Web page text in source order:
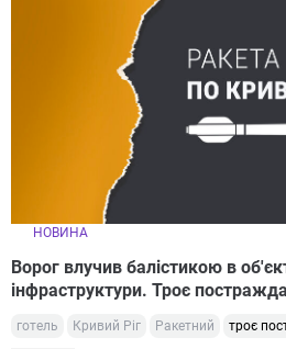
НОВИНА
Ворог влучив балістикою в
інфраструктури. Троє
готель Кривий Ріг Ракетний троє